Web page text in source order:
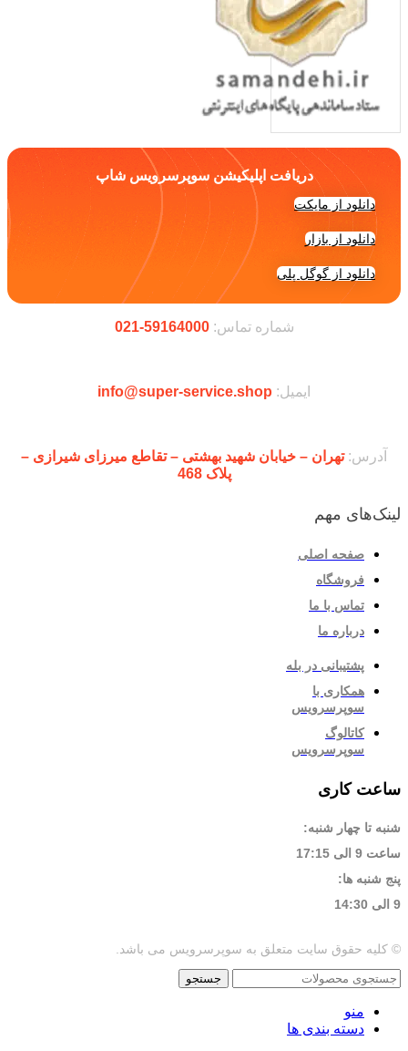
دریافت اپلیکیشن سوپرسرویس شاپ
دانلود از مایکت
دانلود از بازار
دانلود از گوگل پلی
شماره تماس:59164000-021
ایمیل: info@super-service.shop
آدرس:تهران – خیابان شهید بهشتی – تقاطع میرزای شیرازی –
پلاک 468
لینک‌های مهم
صفحه اصلی
فروشگاه
تماس با ما
درباره ما
پشتیبانی در بله
همکاری با
سوپرسرویس
کاتالوگ
سوپرسرویس
ساعت کاری
شنبه تا چهار شنبه:
ساعت 9 الی 17:15
پنج شنبه ها:
9 الی 14:30
© کلیه حقوق سایت متعلق به سوپرسرویس می باشد.
جستجو
منو
دسته بندی ها